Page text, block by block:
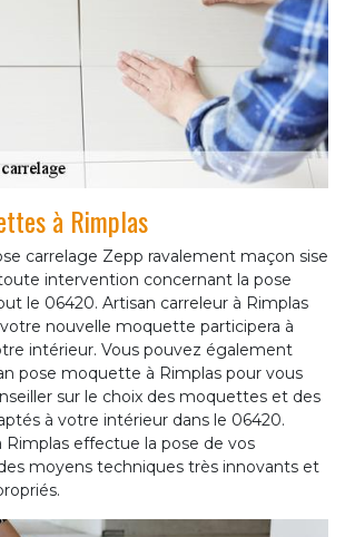
à Rimplas
carrelage Zepp ravalement maçon sise
intervention concernant la pose
le 06420. Artisan carreleur à Rimplas
nouvelle moquette participera à
intérieur. Vous pouvez également
pose moquette à Rimplas pour vous
sur le choix des moquettes et des
à votre intérieur dans le 06420.
Rimplas effectue la pose de vos
moyens techniques très innovants et